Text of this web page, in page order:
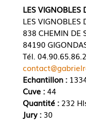
LES VIGNOBLES
LES VIGNOBLES
838 CHEMIN DE
84190
Tél.
Echantillon :
Cuve :44
Quantité : 232
Jury : 30